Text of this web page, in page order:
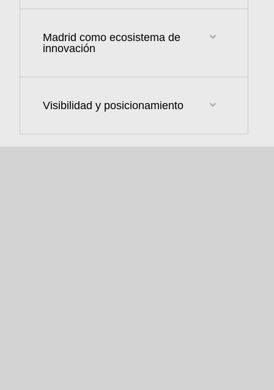
Madrid como ecosistema de
innovación
Visibilidad y posicionamiento